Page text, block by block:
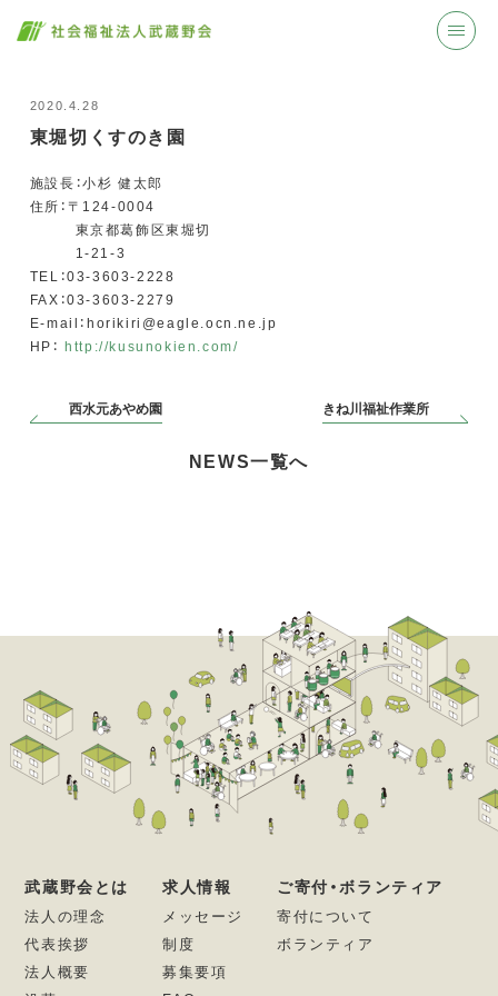
2020.4.28
東堀切くすのき園
施設長：小杉 健太郎
住所：〒124-0004
東京都葛飾区東堀切
1-21-3
TEL：03-3603-2228
FAX：03-3603-2279
E-mail：horikiri@eagle.ocn.ne.jp
HP：
http://kusunokien.com/
西水元あやめ園 きね川福祉作業所
NEWS一覧へ
武蔵野会とは
法人の理念
代表挨拶
法人概要
求人情報
メッセージ
制度
募集要項
ご寄付・ボランティア
寄付について
ボランティア